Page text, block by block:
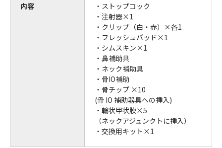
内容
・ストップコック
・注射器×1
・クリップ（白・赤）×各1
・フレッシュパッド×1
・シムスキン×1
・鼻補助具
・ネック補助具
・骨IO補助
・骨チップ ×10
(骨 IO 補助器具への挿入)
・輪状甲状膜×5
（ネックアジュンクトに挿入）
・交換用キット×1